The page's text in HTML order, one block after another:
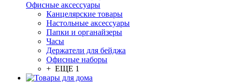
Офисные аксессуары
Канцелярские товары
Настольные аксессуары
Папки и органайзеры
Часы
Держатели для бейджа
Офисные наборы
+ ЕЩЕ 1